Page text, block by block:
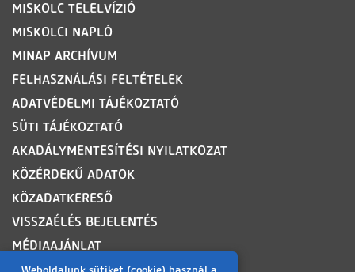
MISKOLC TELELVÍZIÓ
MISKOLCI NAPLÓ
MINAP ARCHÍVUM
FELHASZNÁLÁSI FELTÉTELEK
ADATVÉDELMI TÁJÉKOZTATÓ
SÜTI TÁJÉKOZTATÓ
AKADÁLYMENTESÍTÉSI NYILATKOZAT
KÖZÉRDEKŰ ADATOK
KÖZADATKERESŐ
VISSZAÉLÉS BEJELENTÉS
MÉDIAAJÁNLAT